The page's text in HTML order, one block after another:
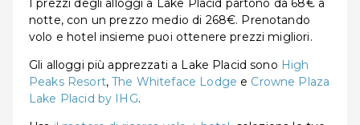
I prezzi degli alloggi a Lake Placid partono da 68€ a
notte, con un prezzo medio di 268€. Prenotando
volo e hotel insieme puoi ottenere prezzi migliori.
Gli alloggi più apprezzati a Lake Placid sono High
Peaks Resort,The Whiteface Lodge e Crowne Plaza
Lake Placid by IHG.